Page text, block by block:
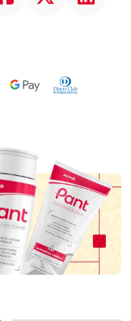
Google PayDiners Club